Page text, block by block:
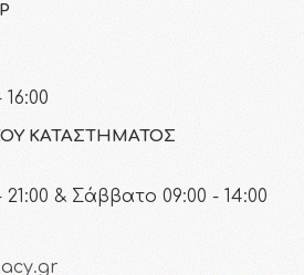
ΚΑΤΑΣΤΉΜΑΤΟΣ
& Σάββατο 09:00 - 14:00